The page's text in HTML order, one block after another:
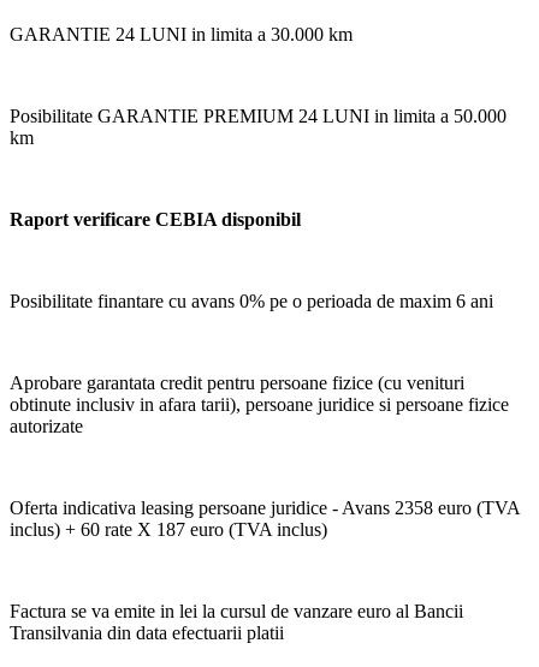
GARANTIE 24 LUNI in limita a 30.000 km
Posibilitate GARANTIE PREMIUM 24 LUNI in limita a 50.000
km
Raport verificare CEBIA disponibil
Posibilitate finantare cu avans 0% pe o perioada de maxim 6 ani
Aprobare garantata credit pentru persoane fizice (cu venituri
obtinute inclusiv in afara tarii), persoane juridice si persoane fizice
autorizate
Oferta indicativa leasing persoane juridice - Avans 2358 euro (TVA
inclus) + 60 rate X 187 euro (TVA inclus)
Factura se va emite in lei la cursul de vanzare euro al Bancii
Transilvania din data efectuarii platii